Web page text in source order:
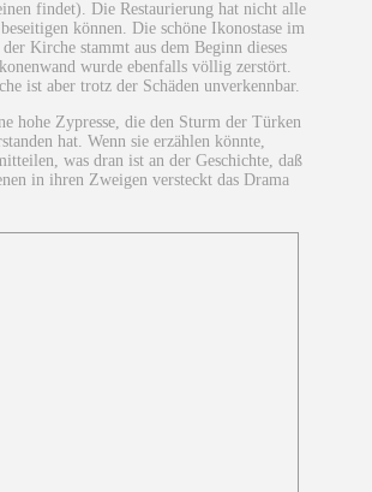
findet). Die Restaurierung hat nicht alle
können. Die schöne Ikonostase im
Kirche stammt aus dem Beginn dieses
wurde ebenfalls völlig zerstört.
ist aber trotz der Schäden unverkennbar.
hohe Zypresse, die den Sturm der Türken
hat. Wenn sie erzählen könnte,
was dran ist an der Geschichte, daß
in ihren Zweigen versteckt das Drama